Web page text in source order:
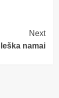
Next
namai